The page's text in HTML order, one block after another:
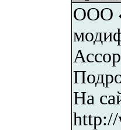
ООО
На
http://